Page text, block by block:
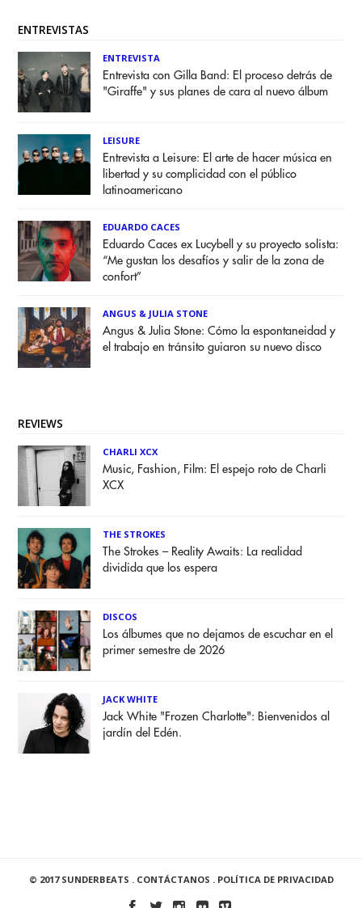
ENTREVISTAS
ENTREVISTA
Entrevista con Gilla Band: El proceso detrás de
"Giraffe" y sus planes de cara al nuevo álbum
LEISURE
Entrevista a Leisure: El arte de hacer música en
libertad y su complicidad con el público
latinoamericano
EDUARDO CACES
Eduardo Caces ex Lucybell y su proyecto solista:
“Me gustan los desafíos y salir de la zona de
confort”
ANGUS & JULIA STONE
Angus & Julia Stone: Cómo la espontaneidad y
el trabajo en tránsito guiaron su nuevo disco
REVIEWS
CHARLI XCX
Music, Fashion, Film: El espejo roto de Charli
XCX
THE STROKES
The Strokes – Reality Awaits: La realidad
dividida que los espera
DISCOS
Los álbumes que no dejamos de escuchar en el
primer semestre de 2026
JACK WHITE
Jack White "Frozen Charlotte": Bienvenidos al
jardín del Edén.
© 2017 SUNDERBEATS . CONTÁCTANOS . POLÍTICA DE PRIVACIDAD